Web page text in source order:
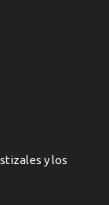
y los